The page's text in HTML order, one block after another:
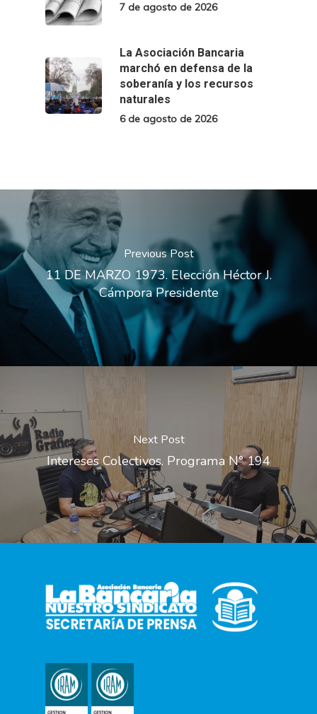
7 de agosto de 2026
La Asociación Bancaria
marchó en defensa de la
soberanía y los recursos
naturales
6 de agosto de 2026
Previous Post
11 DE MARZO 1973. Elección Héctor J.
Cámpora Presidente
Next Post
Intereses Colectivos. Programa N° 194